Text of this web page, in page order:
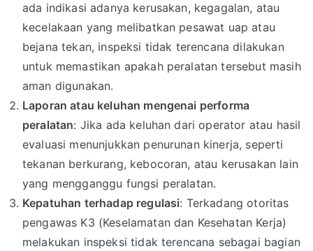
ada indikasi adanya kerusakan, kegagalan, atau
kecelakaan yang melibatkan pesawat uap atau
bejana tekan, inspeksi tidak terencana dilakukan
untuk memastikan apakah peralatan tersebut masih
aman digunakan.
Laporan atau keluhan mengenai performa
peralatan: Jika ada keluhan dari operator atau hasil
evaluasi menunjukkan penurunan kinerja, seperti
tekanan berkurang, kebocoran, atau kerusakan lain
yang mengganggu fungsi peralatan.
Kepatuhan terhadap regulasi: Terkadang otoritas
pengawas K3 (Keselamatan dan Kesehatan Kerja)
melakukan inspeksi tidak terencana sebagai bagian